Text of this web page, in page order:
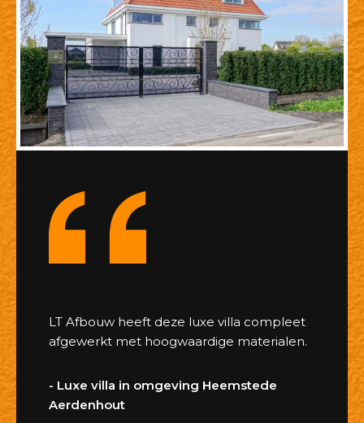
LT Afbouw heeft deze luxe villa compleet
afgewerkt met hoogwaardige materialen.
- Luxe villa in omgeving Heemstede
Aerdenhout